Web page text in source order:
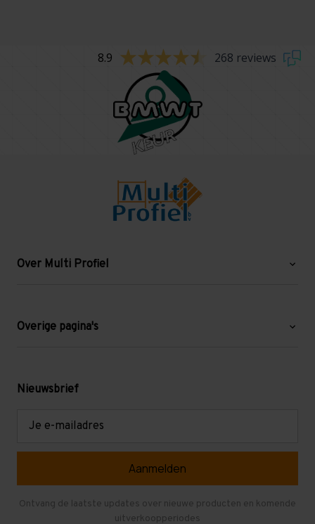
8.9 268 reviews
Over Multi Profiel
Blog
Levering en afhalen
Overige pagina's
Mezzanine
Gebruikte entresolvloeren
Nieuwsbrief
Ontvang de laatste updates over nieuwe producten en komende
uitverkoopperiodes